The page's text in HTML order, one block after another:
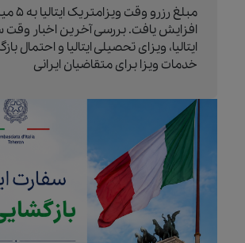
مبلغ
افزایش یافت. بررسی آخرین اخبار
ایتالیا، ویزای تحصیلی ایتالیا و احتمال
خدمات ویزا برای متقاضیان ایرانی